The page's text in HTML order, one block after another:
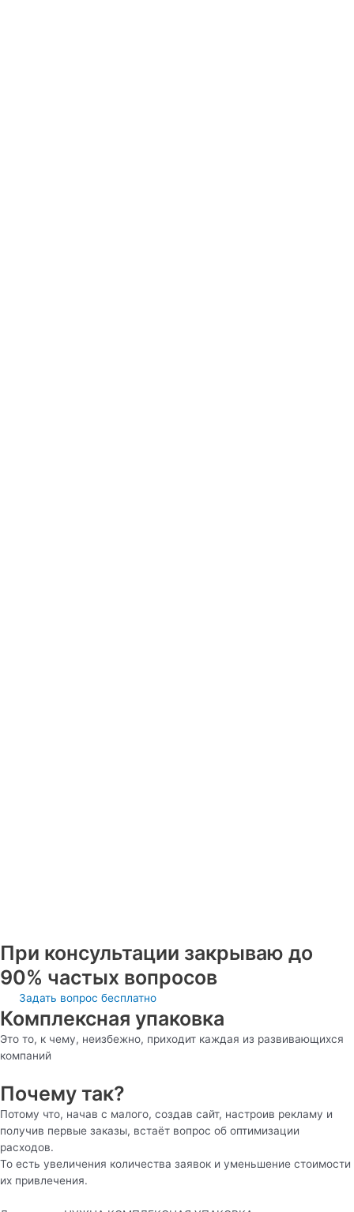
При консультации закрываю до
90% частых вопросов
Задать вопрос бесплатно
Комплексная упаковка
Это то, к чему, неизбежно, приходит каждая из развивающихся
компаний
Почему так?
Потому что, начав с малого, создав сайт, настроив рекламу и
получив первые заказы, встаёт вопрос об оптимизации
расходов.
То есть увеличения количества заявок и уменьшение стоимости
их привлечения.